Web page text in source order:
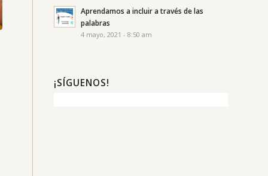
Aprendamos a incluir a través de las
palabras
4 mayo, 2021 - 8:50 am
¡SÍGUENOS!